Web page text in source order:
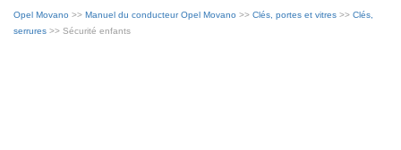
Opel Movano >> Manuel du conducteur Opel Movano >> Clés, portes et vitres >> Clés,
serrures >> Sécurité enfants